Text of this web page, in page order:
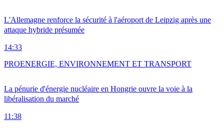
L'Allemagne renforce la sécurité à l'aéroport de Leipzig après une
attaque hybride présumée
14:33
La pénurie d'énergie nucléaire en Hongrie ouvre la voie à la
libéralisation du marché
11:38
PROENERGIE, ENVIRONNEMENT ET TRANSPORT